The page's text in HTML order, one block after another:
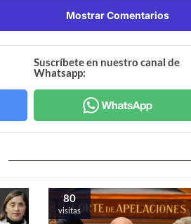
Mostrar Comentarios
Suscríbete en nuestro canal de
Whatsapp:
80
visitas